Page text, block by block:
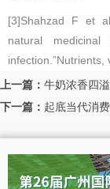
[3]Shahzad F et
natural
上一篇： 牛奶浓香四
下一篇： 起底当代消